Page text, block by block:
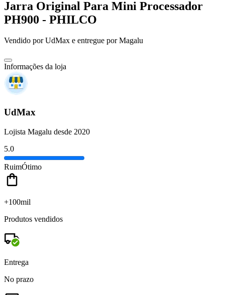
Jarra Original Para Mini Processador
PH900 - PHILCO
Vendido porUdMax e entregue por Magalu
Informações da loja
UdMax
Lojista Magalu desde 2020
5.0
RuimÓtimo
+100mil
Produtos vendidos
Entrega
No prazo